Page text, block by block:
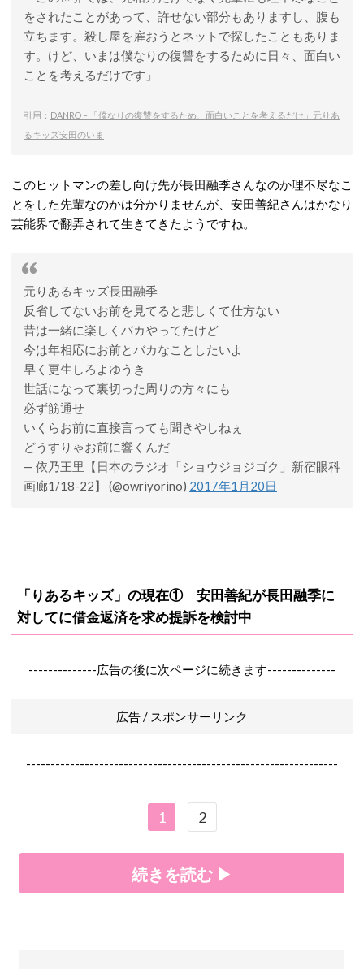
をされたことがあって、許せない部分もありますし、腹も
立ちます。殺し屋を雇おうとネットで探したこともありま
す。けど、いまは僕なりの復讐をするために日々、面白い
ことを考えるだけです」
引用： DANRO – 「僕なりの復讐をするため、面白いことを考えるだけ」元りあ
るキッズ安田のいま
このヒットマンの差し向け先が長田融季さんなのか理不尽なこ
とをした先輩なのかは分かりませんが、安田善紀さんはかなり
芸能界で翻弄されて生きてきたようですね。
元りあるキッズ長田融季
反省してないお前を見てると悲しくて仕方ない
昔は一緒に楽しくバカやってたけど
今は年相応にお前とバカなことしたいよ
早く更生しろよゆうき
世話になって裏切った周りの方々にも
必ず筋通せ
いくらお前に直接言っても聞きやしねぇ
どうすりゃお前に響くんだ
— 依乃王里【日本のラジオ「ショウジョジゴク」新宿眼科
画廊1/18-22】 (@owriyorino) 2017年1月20日
「りあるキッズ」の現在① 安田善紀が長田融季に
対してに借金返済を求め提訴を検討中
--------------広告の後に次ページに続きます--------------
広告 / スポンサーリンク
----------------------------------------------------------------
1 2
続きを読む ▶